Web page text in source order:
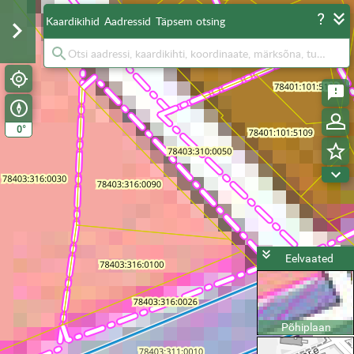
0°
Kaardikihid Aadressid Täpsem otsing
Eelvaated
Põhiplaan